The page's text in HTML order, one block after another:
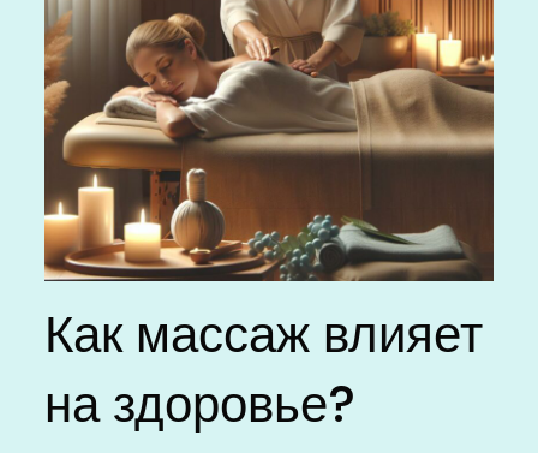
Как массаж влияет
на здоровье?